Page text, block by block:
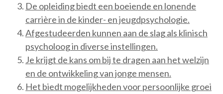
De opleiding biedt een boeiende en lonende
carrière in de kinder- en jeugdpsychologie.
Afgestudeerden kunnen aan de slag als klinisch
psycholoog in diverse instellingen.
Je krijgt de kans om bij te dragen aan het welzijn
en de ontwikkeling van jonge mensen.
Het biedt mogelijkheden voor persoonlijke groei